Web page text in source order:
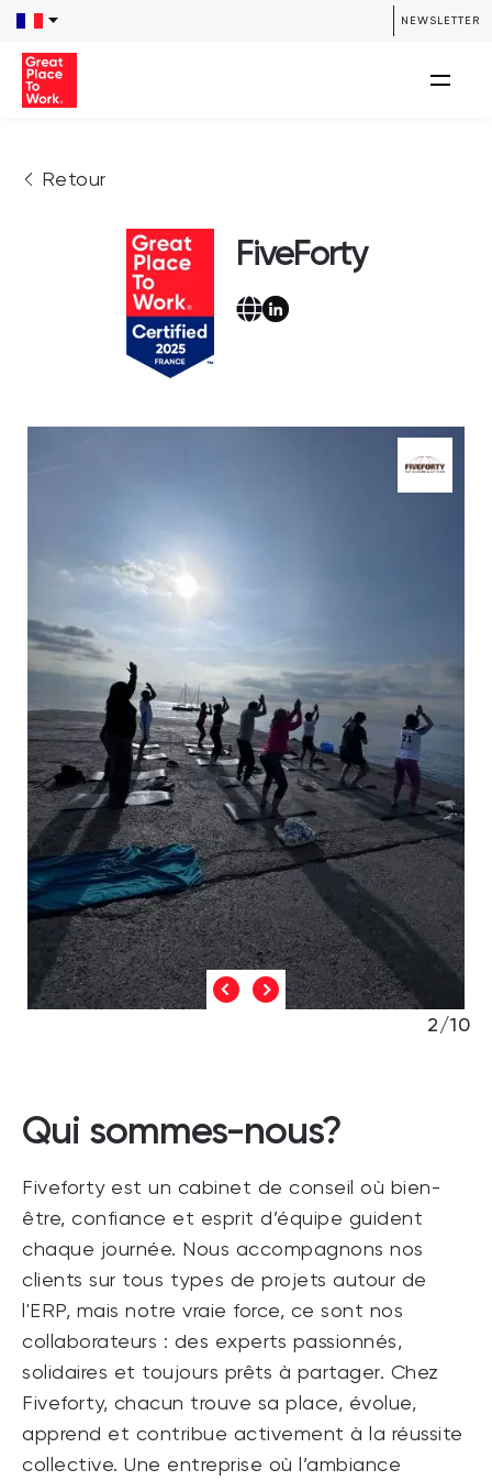
NEWSLETTER
Retour
FiveForty
2/10
Qui sommes-nous?
Fiveforty est un cabinet de conseil où bien-
être, confiance et esprit d’équipe guident
chaque journée. Nous accompagnons nos
clients sur tous types de projets autour de
l'ERP, mais notre vraie force, ce sont nos
collaborateurs : des experts passionnés,
solidaires et toujours prêts à partager. Chez
Fiveforty, chacun trouve sa place, évolue,
apprend et contribue activement à la réussite
collective. Une entreprise où l’ambiance